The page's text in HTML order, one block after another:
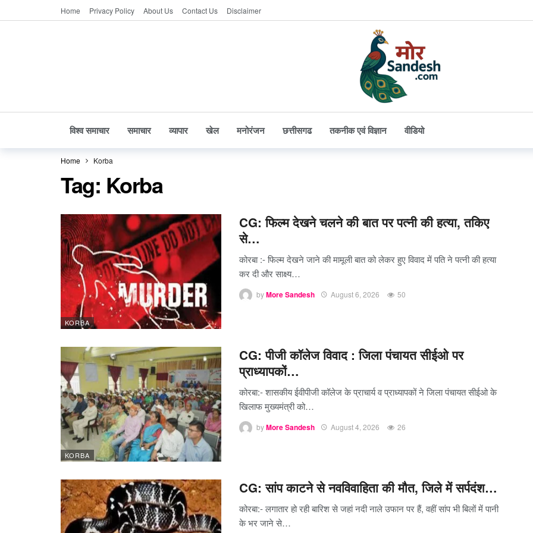
Home Privacy Policy About Us Contact Us Disclaimer
विश्व समाचार समाचार व्यापार खेल मनोरंजन छत्तीसगढ तकनीक एवं विज्ञान वीडियो
Home Korba
Tag: Korba
KORBA
CG: फिल्म देखने चलने की बात पर पत्नी की हत्या, तकिए
से…
कोरबा :- फिल्म देखने जाने की मामूली बात को लेकर हुए विवाद में पति ने पत्नी की हत्या
कर दी और साक्ष्य…
byMore Sandesh August 6, 2026 50
KORBA
CG: पीजी कॉलेज विवाद : जिला पंचायत सीईओ पर
प्राध्यापकों…
कोरबा:- शासकीय ईवीपीजी कॉलेज के प्राचार्य व प्राध्यापकों ने जिला पंचायत सीईओ के
खिलाफ मुख्यमंत्री को…
byMore Sandesh August 4, 2026 26
CG: सांप काटने से नवविवाहिता की मौत, जिले में सर्पदंश…
कोरबा:- लगातार हो रही बारिश से जहां नदी नाले उफान पर हैं, वहीं सांप भी बिलों में पानी
के भर जाने से…